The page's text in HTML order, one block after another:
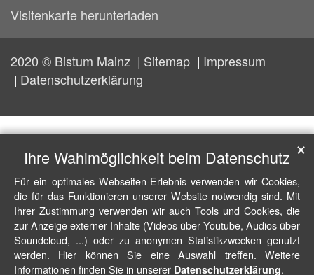
Visitenkarte herunterladen
2020 © Bistum Mainz Sitemap
Impressum
Datenschutzerklärung
Ihre Wahlmöglichkeit beim Datenschutz
Für ein optimales Webseiten-Erlebnis verwenden wir Cookies,
die für das Funktionieren unserer Website notwendig sind. Mit
Ihrer Zustimmung verwenden wir auch Tools und Cookies, die
zur Anzeige externer Inhalte (Videos über Youtube, Audios über
Soundcloud, ...) oder zu anonymen Statistikzwecken genutzt
werden. Hier können Sie eine Auswahl treffen. Weitere
Informationen finden Sie in unserer Datenschutzerklärung.
✕